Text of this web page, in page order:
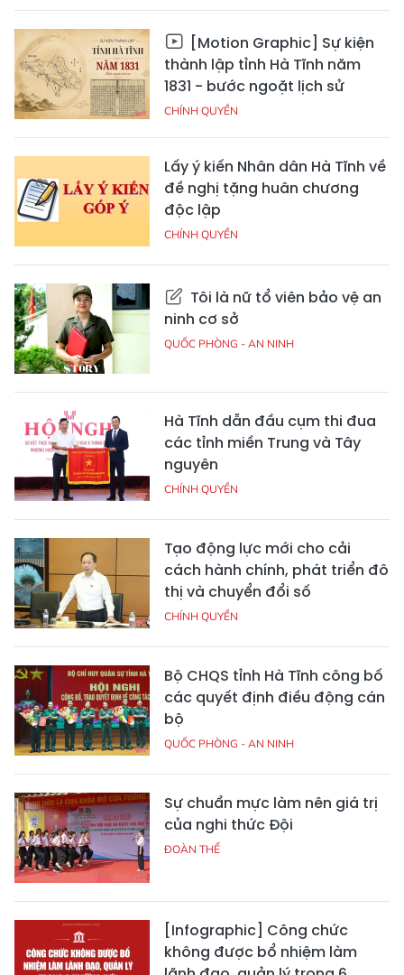
[Motion Graphic] Sự kiện
thành lập tỉnh Hà Tĩnh năm
1831 - bước ngoặt lịch sử
CHÍNH QUYỀN
Lấy ý kiến Nhân dân Hà Tĩnh về
đề nghị tặng huân chương
độc lập
CHÍNH QUYỀN
Tôi là nữ tổ viên bảo vệ an
ninh cơ sở
QUỐC PHÒNG - AN NINH
Hà Tĩnh dẫn đầu cụm thi đua
các tỉnh miền Trung và Tây
nguyên
CHÍNH QUYỀN
Tạo động lực mới cho cải
cách hành chính, phát triển đô
thị và chuyển đổi số
CHÍNH QUYỀN
Bộ CHQS tỉnh Hà Tĩnh công bố
các quyết định điều động cán
bộ
QUỐC PHÒNG - AN NINH
Sự chuẩn mực làm nên giá trị
của nghi thức Đội
ĐOÀN THỂ
[Infographic] Công chức
không được bổ nhiệm làm